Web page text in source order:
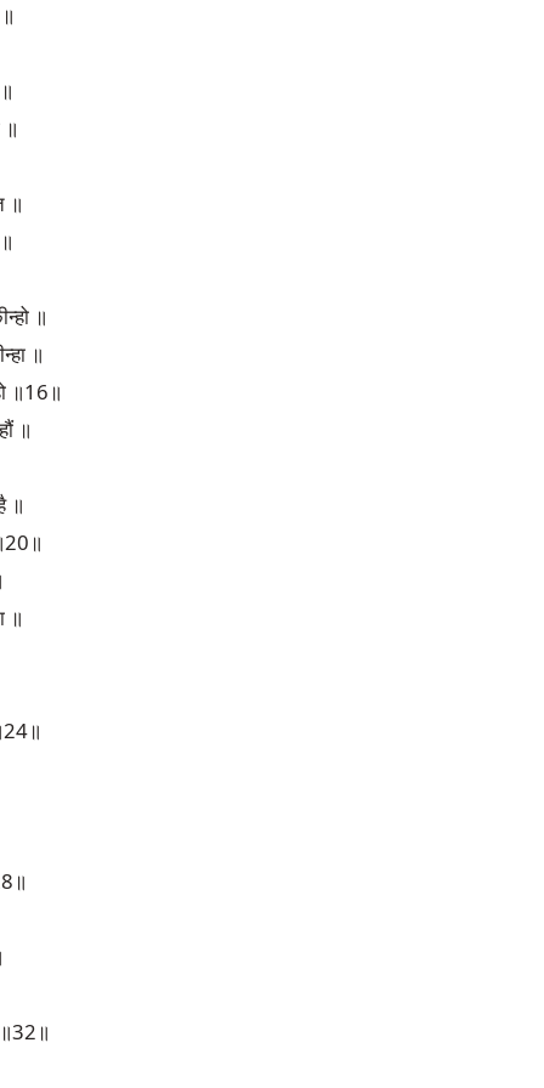
॥
॥
॥
॥
॥16॥
॥
॥
॥
॥32॥